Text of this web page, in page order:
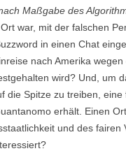
Maßgabe des
war, mit der falschen
in einen Chat
nach Amerika wegen
wird? Und, um
die Spitze zu treiben, eine
erhält. Einen
und des fairen